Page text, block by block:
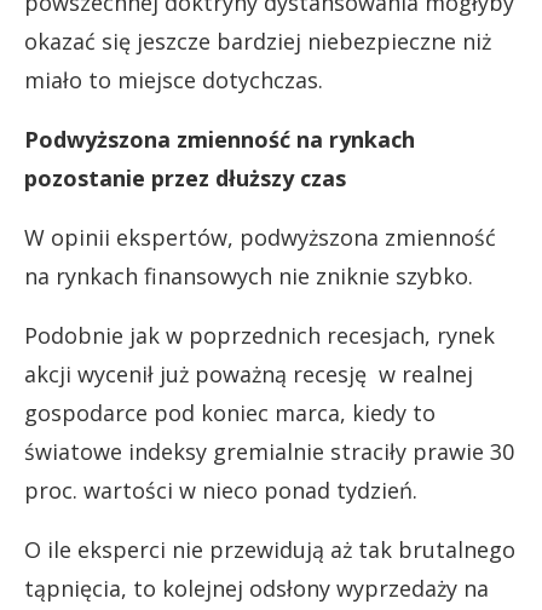
okazać się jeszcze bardziej niebezpieczne niż
miało to miejsce dotychczas.
Podwyższona zmienność na rynkach
pozostanie przez dłuższy czas
W opinii ekspertów, podwyższona zmienność
na rynkach finansowych nie zniknie szybko.
Podobnie jak w poprzednich recesjach, rynek
akcji wycenił już poważną recesję w realnej
gospodarce pod koniec marca, kiedy to
światowe indeksy gremialnie straciły prawie 30
proc. wartości w nieco ponad tydzień.
O ile eksperci nie przewidują aż tak brutalnego
tąpnięcia, to kolejnej odsłony wyprzedaży na